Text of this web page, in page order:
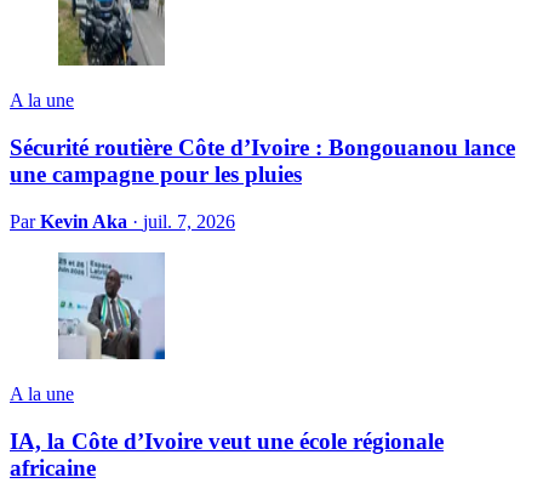
A la une
Sécurité routière Côte d’Ivoire : Bongouanou lance
une campagne pour les pluies
ParKevin Aka · juil. 7, 2026
A la une
IA, la Côte d’Ivoire veut une école régionale
africaine